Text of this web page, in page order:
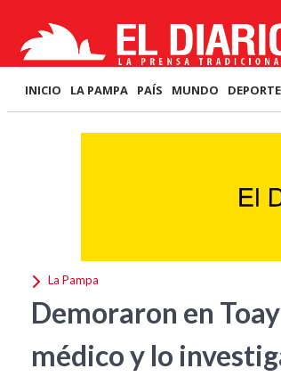
INICIO LA PAMPA PAÍS MUNDO
La Pampa
Demoraron en
médico y lo